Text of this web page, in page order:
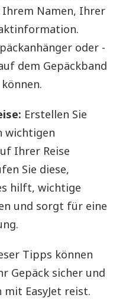
Namen, Ihrer
oder -
dem Gepäckband
Erstellen Sie
wichtigen
Ihrer Reise
Sie diese,
hilft, wichtige
und sorgt für eine
Tipps können
Gepäck sicher und
EasyJet reist.